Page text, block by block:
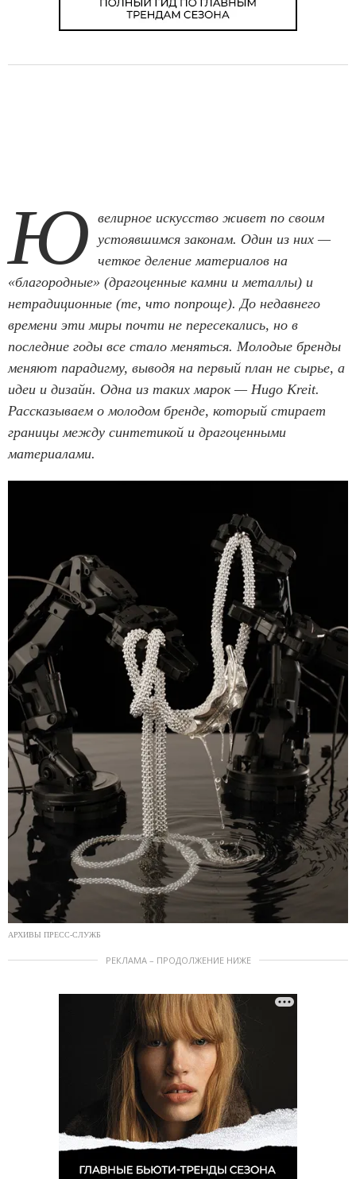
Ю велирное искусство живет по своим
устоявшимся законам. Один из них —
четкое деление материалов на
«благородные» (драгоценные камни и металлы) и
нетрадиционные (те, что попроще). До недавнего
времени эти миры почти не пересекались, но в
последние годы все стало меняться. Молодые бренды
меняют парадигму, выводя на первый план не сырье, а
идеи и дизайн. Одна из таких марок — Hugo Kreit.
Рассказываем о молодом бренде, который стирает
границы между синтетикой и драгоценными
материалами.
АРХИВЫ ПРЕСС-СЛУЖБ
РЕКЛАМА – ПРОДОЛЖЕНИЕ НИЖЕ